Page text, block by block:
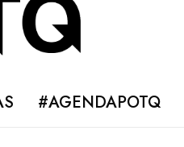
#AGENDAPOTQ